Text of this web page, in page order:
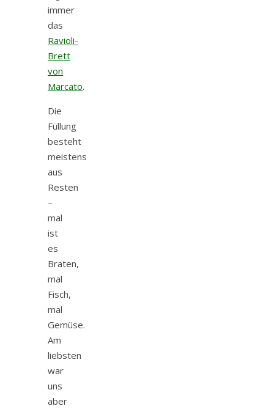
immer
das
Ravioli-
Brett
von
Marcato.
Die
Füllung
besteht
meistens
aus
Resten
–
mal
ist
es
Braten,
mal
Fisch,
mal
Gemüse.
Am
liebsten
war
uns
aber